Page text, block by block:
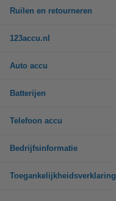
Ruilen en retourneren
123accu.nl
Auto accu
Batterijen
Telefoon accu
Bedrijfsinformatie
Toegankelijkheidsverklaring